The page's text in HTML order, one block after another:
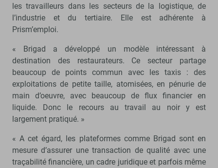
les travailleurs dans les secteurs de la logistique, de
l’industrie et du tertiaire. Elle est adhérente à
Prism’emploi.
« Brigad a développé un modèle intéressant à
destination des restaurateurs. Ce secteur partage
beaucoup de points commun avec les taxis : des
exploitations de petite taille, atomisées, en pénurie de
main d’oeuvre, avec beaucoup de flux financier en
liquide. Donc le recours au travail au noir y est
largement pratiqué. »
« A cet égard, les plateformes comme Brigad sont en
mesure d’assurer une transaction de qualité avec une
traçabilité financière, un cadre juridique et parfois même